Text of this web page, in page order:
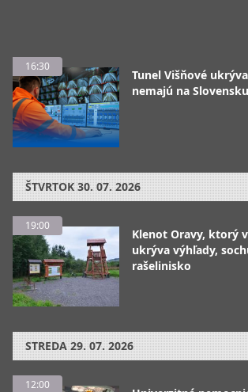
16:30
Tunel Višňové
nemajú na
ŠTVRTOK 30. 07. 2026
19:00
Klenot Oravy, ktorý
ukrýva výhľady,
rašelinisko
STREDA 29. 07. 2026
12:00